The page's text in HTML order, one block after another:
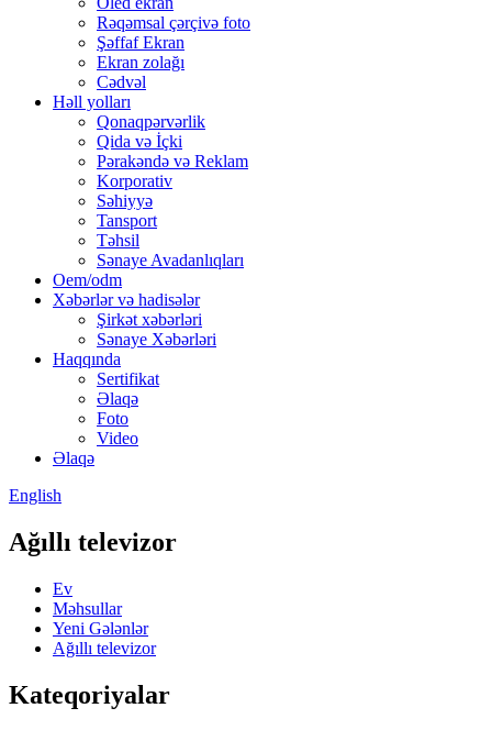
Rəqəmsal çərçivə foto
Şəffaf Ekran
Ekran zolağı
Cədvəl
Həll yolları
Qonaqpərvərlik
Qida və İçki
Pərakəndə və Reklam
Korporativ
Səhiyyə
Tansport
Təhsil
Sənaye Avadanlıqları
Oem/odm
Xəbərlər və hadisələr
Şirkət xəbərləri
Sənaye Xəbərləri
Haqqında
Sertifikat
Əlaqə
Foto
Video
Əlaqə
English
Ağıllı televizor
Ev
Məhsullar
Yeni Gələnlər
Ağıllı televizor
Kateqoriyalar